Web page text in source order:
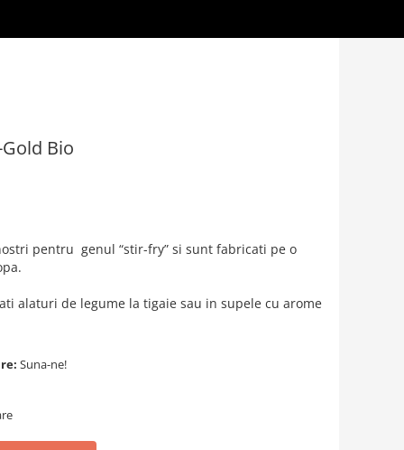
Bio
pentru genul “stir-fry” si sunt fabricati pe o
alaturi de legume la tigaie sau in supele cu arome
Suna-ne!